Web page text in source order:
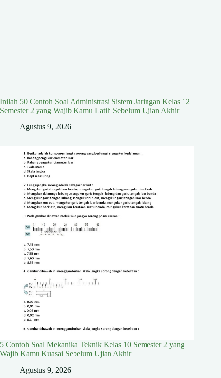
Inilah 50 Contoh Soal Administrasi Sistem Jaringan Kelas 12
Semester 2 yang Wajib Kamu Latih Sebelum Ujian Akhir
Agustus 9, 2026
5 Contoh Soal Mekanika Teknik Kelas 10 Semester 2 yang
Wajib Kamu Kuasai Sebelum Ujian Akhir
Agustus 9, 2026